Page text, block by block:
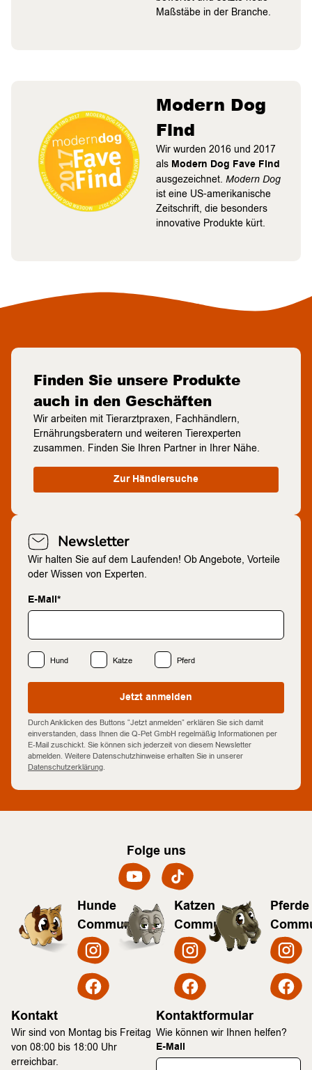
Maßstäbe in der Branche.
Modern Dog
Find
Wir wurden 2016 und 2017
als Modern Dog Fave Find
ausgezeichnet. Modern Dog
ist eine US-amerikanische
Zeitschrift, die besonders
innovative Produkte kürt.
Finden Sie unsere Produkte
auch in den Geschäften
Wir arbeiten mit Tierarztpraxen, Fachhändlern,
Ernährungsberatern und weiteren Tierexperten
zusammen. Finden Sie Ihren Partner in Ihrer Nähe.
Zur Händlersuche
Newsletter
Wir halten Sie auf dem Laufenden! Ob Angebote, Vorteile
oder Wissen von Experten.
E-Mail*
Hund Katze Pferd
Jetzt anmelden
Durch Anklicken des Buttons “Jetzt anmelden” erklären Sie sich damit
einverstanden, dass Ihnen die Q-Pet GmbH regelmäßig Informationen per
E-Mail zuschickt. Sie können sich jederzeit von diesem Newsletter
abmelden. Weitere Datenschutzhinweise erhalten Sie in unserer
Datenschutzerklärung.
Folge uns
Hunde
Community
Katzen
Community
Pferde
Kontakt
Wir sind von Montag bis Freitag
von 08:00 bis 18:00 Uhr
erreichbar.
Kontaktformular
Wie können wir Ihnen helfen?
E-Mail